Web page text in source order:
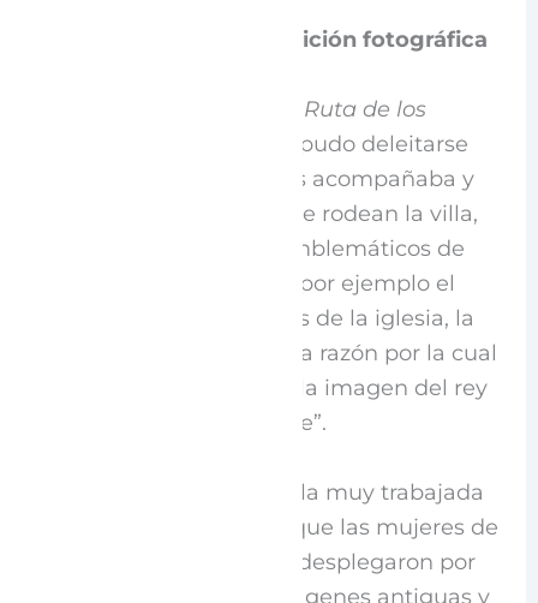
Memoria viva y la exposición fotográfica
Ruta de los
, cada visitante pudo deleitarse
del buen tiempo que nos acompañaba y
los increíbles paisajes que rodean la villa,
recorrer los sitios más emblemáticos de
Espronceda, y descubrir por ejemplo el
nombre de las campanas de la iglesia, la
historia de la Cofradía o la razón por la cual
el crucero lleva grabada la imagen del rey
navarro Sancho “el Fuerte”.
A a la vez disfrutaron de la muy trabajada
que las mujeres de
desplegaron por
calles y rincones con imágenes antiguas y